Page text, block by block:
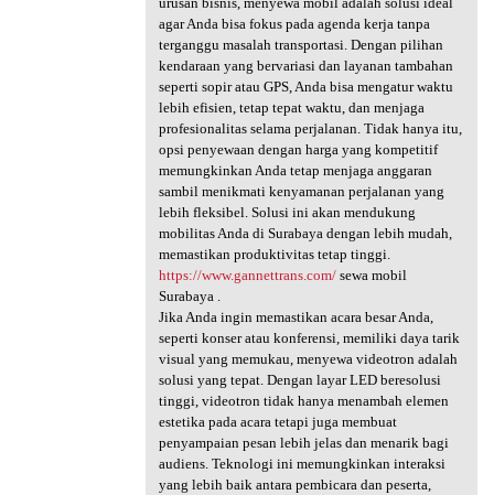
agar Anda bisa fokus pada agenda kerja tanpa
terganggu masalah transportasi. Dengan pilihan
kendaraan yang bervariasi dan layanan tambahan
seperti sopir atau GPS, Anda bisa mengatur waktu
lebih efisien, tetap tepat waktu, dan menjaga
profesionalitas selama perjalanan. Tidak hanya itu,
opsi penyewaan dengan harga yang kompetitif
memungkinkan Anda tetap menjaga anggaran
sambil menikmati kenyamanan perjalanan yang
lebih fleksibel. Solusi ini akan mendukung
mobilitas Anda di Surabaya dengan lebih mudah,
memastikan produktivitas tetap tinggi.
https://www.gannettrans.com/sewa mobil
Surabaya .
Jika Anda ingin memastikan acara besar Anda,
seperti konser atau konferensi, memiliki daya tarik
visual yang memukau, menyewa videotron adalah
solusi yang tepat. Dengan layar LED beresolusi
tinggi, videotron tidak hanya menambah elemen
estetika pada acara tetapi juga membuat
penyampaian pesan lebih jelas dan menarik bagi
audiens. Teknologi ini memungkinkan interaksi
yang lebih baik antara pembicara dan peserta,